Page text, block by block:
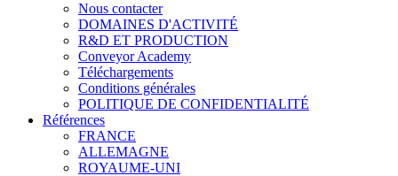
Nous contacter
DOMAINES D'ACTIVITÉ
R&D ET PRODUCTION
Conveyor Academy
Téléchargements
Conditions générales
POLITIQUE DE CONFIDENTIALITÉ
Références
FRANCE
ALLEMAGNE
ROYAUME-UNI